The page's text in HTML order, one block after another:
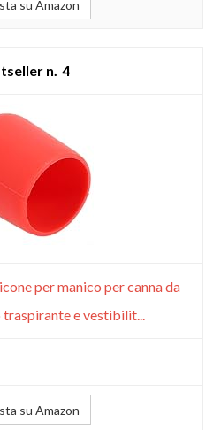
su Amazon
4
per manico per canna da
traspirante e vestibilit...
su Amazon